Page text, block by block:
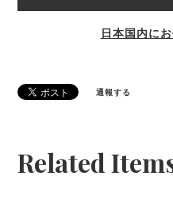
日本国内に
通報する
Related